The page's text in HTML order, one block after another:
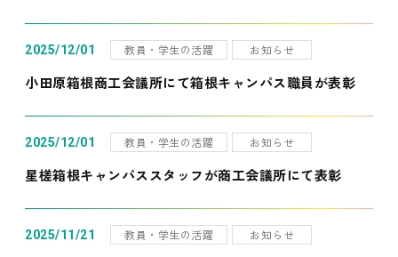
2025/12/01 教員・学生の活躍 お知らせ
小田原箱根商工会議所にて箱根キャンパス職員が表彰
2025/12/01 教員・学生の活躍 お知らせ
星槎箱根キャンパススタッフが商工会議所にて表彰
2025/11/21 教員・学生の活躍 お知らせ